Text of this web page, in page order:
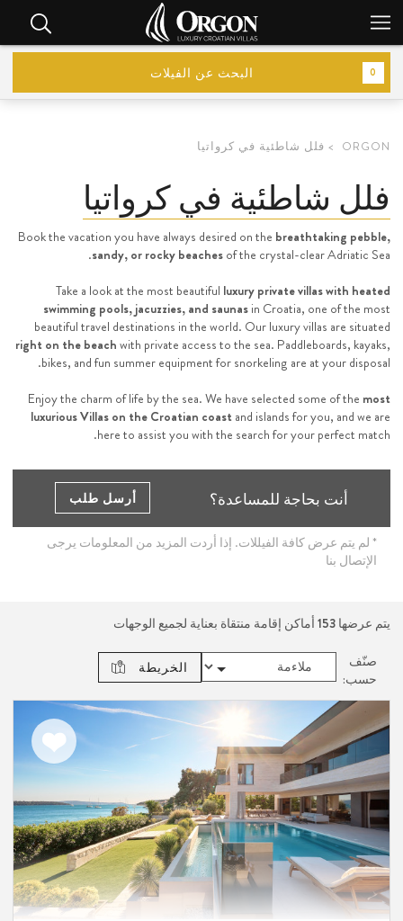
البحث عن الفيلات 0
ORGON فلل شاطئية في كرواتيا
فلل شاطئية في كرواتيا
Book the vacation you have always desired on the breathtaking pebble,
sandy, or rocky beachesof the crystal-clear Adriatic Sea.
Take a look at the most beautiful luxury private villas with heated
swimming pools, jacuzzies, and saunasin Croatia, one of the most
beautiful travel destinations in the world. Our luxury villas are situated
right on the beach with private access to the sea. Paddleboards, kayaks,
bikes, and fun summer equipment for snorkeling are at your disposal.
Enjoy the charm of life by the sea. We have selected some of the most
luxurious Villas on the Croatian coastand islands for you, and we are
here to assist you with the search for your perfect match.
أنت بحاجة للمساعدة؟ أرسل طلب
* لم يتم عرض كافة الفيللات. إذا أردت المزيد من المعلومات يرجى
الإتصال بنا
يتم عرضها153 أماكن إقامة منتقاة بعناية لجميع الوجهات
صنّف
حسب:
الخريطة
اضف
المفضلة